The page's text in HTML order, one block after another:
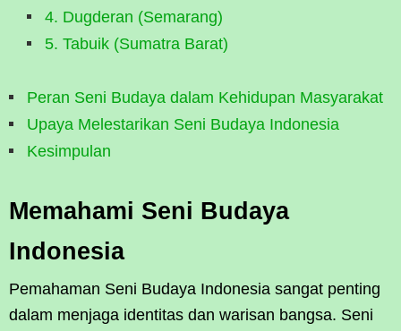
4. Dugderan (Semarang)
5. Tabuik (Sumatra Barat)
Peran Seni Budaya dalam Kehidupan Masyarakat
Upaya Melestarikan Seni Budaya Indonesia
Kesimpulan
Memahami Seni Budaya
Indonesia
Pemahaman Seni Budaya Indonesia sangat penting
dalam menjaga identitas dan warisan bangsa. Seni